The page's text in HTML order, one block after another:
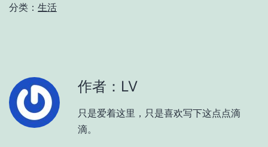
分类： 生活
作者：LV
只是爱着这里，只是喜欢写下这点点滴
滴。